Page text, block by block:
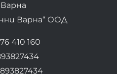
Варна“ ООД
410 160